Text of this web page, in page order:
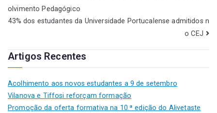
olvimento Pedagógico
43% dos estudantes da Universidade Portucalense admitidos n
o CEJ
Artigos Recentes
Acolhimento aos novos estudantes a 9 de setembro
Vilanova e Tiffosi reforçam formação
Promoção da oferta formativa na 10.ª edição do Alivetaste